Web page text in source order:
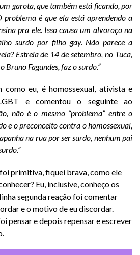
garota, que também está ficando, por
problema é que ela está aprendendo a
pra ele. Isso causa um alvoroço na
surdo por filho gay. Não parece a
Estreia de 14 de setembro, no Tuca,
Bruno Fagundes, faz o surdo.”
como eu, é homossexual, ativista e
e comentou o seguinte ao
não é o mesmo “problema” entre o
e o preconceito contra o homossexual,
na rua por ser surdo, nenhum pai
primitiva, fiquei brava, como ele
Eu, inclusive, conheço os
segunda reação foi comentar
e o motivo de eu discordar.
pensar e depois repensar e escrever